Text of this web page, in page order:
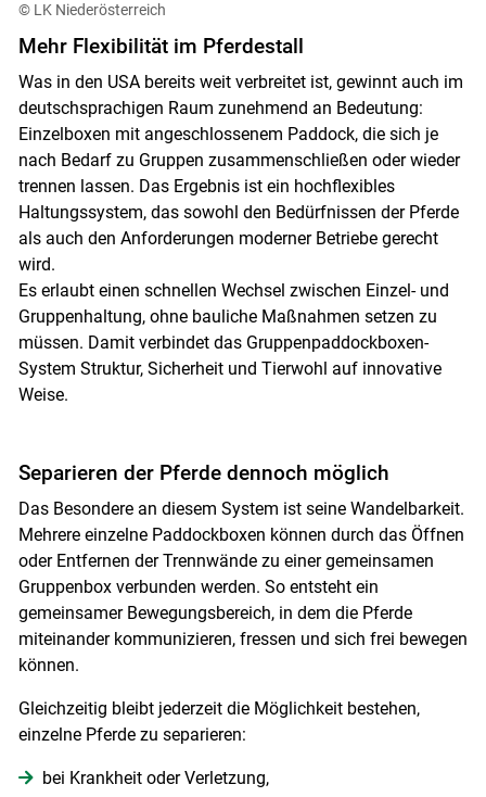
© LK Niederösterreich
Mehr Flexibilität im Pferdestall
Was in den USA bereits weit verbreitet ist, gewinnt auch im
deutschsprachigen Raum zunehmend an Bedeutung:
Einzelboxen mit angeschlossenem Paddock, die sich je
nach Bedarf zu Gruppen zusammenschließen oder wieder
trennen lassen. Das Ergebnis ist ein hochflexibles
Haltungssystem, das sowohl den Bedürfnissen der Pferde
als auch den Anforderungen moderner Betriebe gerecht
wird.
Es erlaubt einen schnellen Wechsel zwischen Einzel- und
Gruppenhaltung, ohne bauliche Maßnahmen setzen zu
müssen. Damit verbindet das Gruppenpaddockboxen-
System Struktur, Sicherheit und Tierwohl auf innovative
Weise.
Separieren der Pferde dennoch möglich
Das Besondere an diesem System ist seine Wandelbarkeit.
Mehrere einzelne Paddockboxen können durch das Öffnen
oder Entfernen der Trennwände zu einer gemeinsamen
Gruppenbox verbunden werden. So entsteht ein
gemeinsamer Bewegungsbereich, in dem die Pferde
miteinander kommunizieren, fressen und sich frei bewegen
können.
Gleichzeitig bleibt jederzeit die Möglichkeit bestehen,
einzelne Pferde zu separieren:
bei Krankheit oder Verletzung,